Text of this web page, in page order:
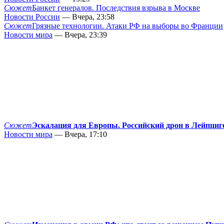
СюжетБанкет генералов. Последствия взрыва в Москве
Новости России — Вчера, 23:58
СюжетГрязные технологии. Атаки РФ на выборы во Франции
Новости мира — Вчера, 23:39
СюжетЭскалация для Европы. Российский дрон в
Новости мира — Вчера, 17:10